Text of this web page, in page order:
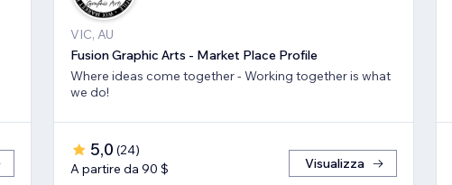
VIC, AU
Fusion Graphic Arts - Market Place Profile
Where ideas come together - Working together is what
we do!
5,0 (24)
A partire da 90 $
Visualizza